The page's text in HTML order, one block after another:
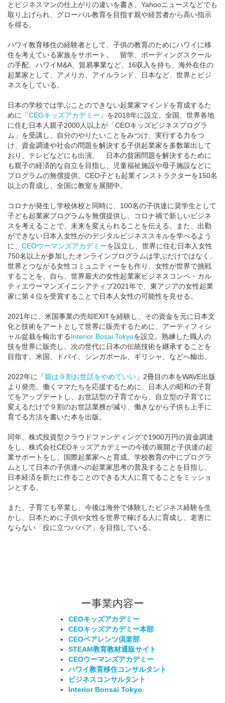
とビジネスマンの仕上がりの違いを書き、Yahooニュースなどでも
取り上げられ、グローバル教育を目指す親や経営者から高い指示
を得る。
ハワイ教育移住の経験者として、子供の教育のためにハワイに移
住を考えている家族をサポート。 留学、ボーディングスクール
の手配、ハワイM&A、貿易事業など、16収入を持ち、海外在住の
起業家として、アメリカ、アイルランド、日本など、世界とビジ
ネスをしている。
日本の学校では学ぶことのできない起業家マインドを育成するた
めに「CEOキッズアカデミー 」を2018年に設立。全国、世界各地
に住む日本人親子2000人以上が「CEOキッズビジネスプログラ
ム」を受講し、自分のやりたいことをみつけ、実行する力をつ
け、資金調達や社会の問題を解決する子供起業家を多数輩出して
おり、テレビなどにも出演。 日本の貧困問題を解決するために
も親子の経済的な自立を目指し、児童福祉施設や母子施設などに
プログラムの無償提供。CEO子ども起業インストラクターを150名
以上の育成し、全国に教室を展開中。
コロナが発生し学校休校と同時に、100名の子供達に奨学生として
子ども起業家プログラムを無償提供し、コロナ禍で新しいビジネ
スを考えることで、未来を変えられることを伝える。また、出勤
ができない日本人女性がのデジタルビジネススキルを学べるよう
に、 CEOウーマンズアカデミーを設立し、世界に住む日本人女性
750名以上が参加したオンラインプログラムは学ぶだけではなく、
世界とつながる女性コミュニティーをも作り、女性が世界で挑戦
することを、自ら、世界最大の女性起業家ビジネスコンペ・カル
ティエウーマンズイニシアティブ2021年で、東アジアの女性起業
家に第４位を受賞することで日本人女性の可能性を見せる。
2021年に、米国事業の売却EXITを経験し、その資金を元に日本文
化と技術をアートとして世界に販売するために、アーティフィシ
ャル盆栽を輸出するInterior Bosai Tokyoを設立。熟練した職人の
技を世界に販売し、次の世代に日本の伝統技術を継承することを
目指す。米国、ドバイ、シンガポール、ギリシャ、などへ輸出。
2022年に「親は９割お世話をやめていい 」2冊目の本をWAVE出版
より発売。働くママたちを応援するために、日本人の昭和の子育
てをアップデートし、お世話型の子育てから、自立型の子育てに
変えるだけで９割のお世話業務が減り、働きながら子供も上手に
育てる方法を書いた本を出版。
同年、株式投資型クラウドファンディングで1900万円の資金調達
をし、株式会社CEOキッズアカデミーの今後の展開と子供達の起
業サポートをし、国際起業家へと育成。学校教育の中にプログラ
ムとして日本の子供達への起業家思考の普及することを目指し、
日本経済を新たに作ることのできる大人に育てることをミッショ
ンとする。
また、子育ても卒業し、今後は海外で体験したビジネス経験を生
かし、日本ために子供や女性を世界で稼げる人に育成し、老害に
ならない「役に立つババア」を目指している。
ー事業内容ー
CEOキッズアカデミー
CEOキッズアカデミー本部
CEOペアレンツ倶楽部
STEAM教育教材通販サイト
CEOウーマンズアカデミー
ハワイ教育移住コンサルタント
ビジネスコンサルタント
Interior Bonsai Tokyo